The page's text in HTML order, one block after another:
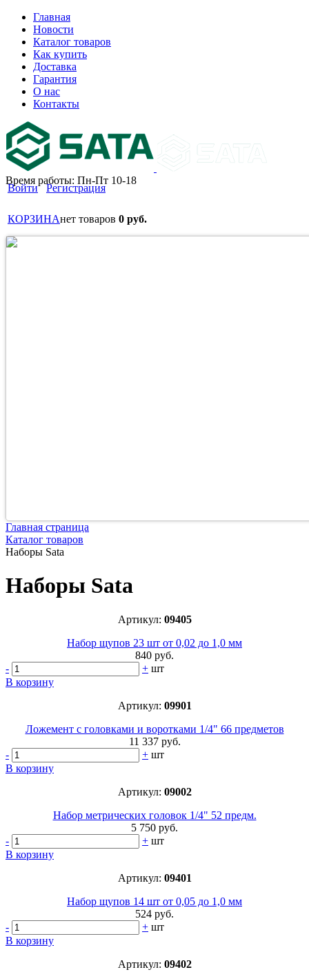
Главная
Новости
Каталог товаров
Как купить
Доставка
Гарантия
О нас
Контакты
Время работы: Пн-Пт 10-18
Войти Регистрация
КОРЗИНАнет товаров 0 руб.
Главная страница
Каталог товаров
Наборы Sata
Наборы Sata
Артикул: 09405
Набор щупов 23 шт от 0,02 до 1,0 мм
840 руб.
-
+ шт
В корзину
Артикул: 09901
Ложемент с головками и воротками 1/4" 66 предметов
11 337 руб.
-
+ шт
В корзину
Артикул: 09002
Набор метрических головок 1/4" 52 предм.
5 750 руб.
-
+ шт
В корзину
Артикул: 09401
Набор щупов 14 шт от 0,05 до 1,0 мм
524 руб.
-
+ шт
В корзину
Артикул: 09402